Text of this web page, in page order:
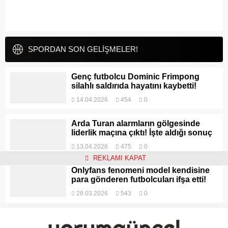
SPORDAN SON GELİŞMELER!
Genç futbolcu Dominic Frimpong
silahlı saldırıda hayatını kaybetti!
14.04.2026 454 0
Arda Turan alarmların gölgesinde
liderlik maçına çıktı! İşte aldığı sonuç
13.04.2026 475 0
Onlyfans fenomeni model kendisine
para gönderen futbolcuları ifşa etti!
26.03.2026 543 0
REKLAMI KAPAT